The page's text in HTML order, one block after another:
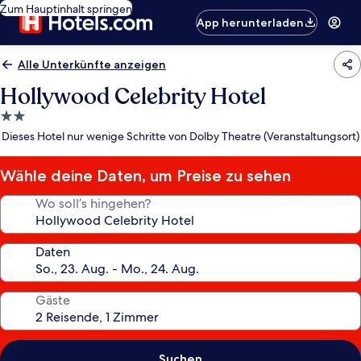
Zum Hauptinhalt springen
App herunterladen
Alle Unterkünfte anzeigen
Hollywood Celebrity Hotel
2.0-
Sterne-
Dieses Hotel nur wenige Schritte von Dolby Theatre (Veranstaltungsort)
Wähle deine Daten, um Preise zu sehen
Wo soll’s hingehen?
Daten
Gäste